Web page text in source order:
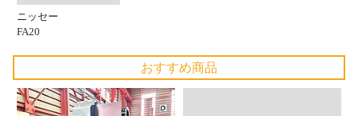
ニッセー
FA20
おすすめ商品